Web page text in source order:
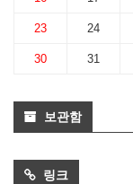
23 24
30 31
보관함
링크